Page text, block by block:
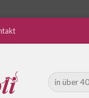
Suche
nach: